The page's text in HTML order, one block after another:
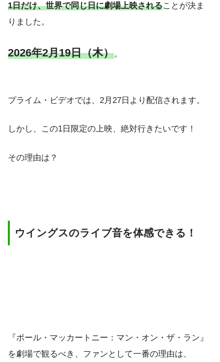
1日だけ、世界で同じ日に劇場上映されることが決ま
りました。
2026年2月19日（木）。
プライム・ビデオでは、2月27日より配信されます。
しかし、この1日限定の上映、絶対行きたいです！
その理由は？
ウイングスのライブ音を体感できる！
『ポール・マッカートニー：マン・オン・ザ・ラン』
を劇場で観るべき、ファンとして一番の理由は、